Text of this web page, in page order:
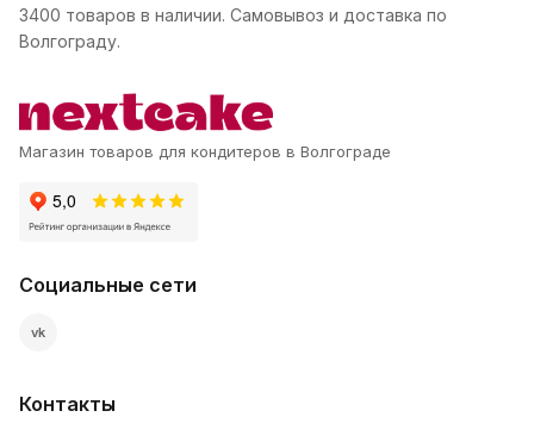
3400 товаров в наличии. Самовывоз и доставка по
Волгограду.
Магазин товаров для кондитеров в Волгограде
Социальные сети
vk
Контакты